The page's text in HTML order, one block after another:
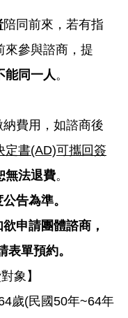
陪同前來，若有指
來參與諮商，提
能同一人。
費用，如諮商後
定書(AD)可攜回簽
無法退費。
告為準。
申請團體諮商，
單預約。
象】
歲(民國50年~64年